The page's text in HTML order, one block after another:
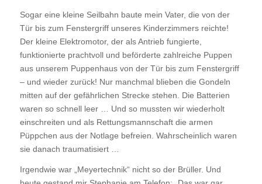
Sogar eine kleine Seilbahn baute mein Vater, die von der
Tür bis zum Fenstergriff unseres Kinderzimmers reichte!
Der kleine Elektromotor, der als Antrieb fungierte,
funktionierte prachtvoll und beförderte zahlreiche Puppen
aus unserem Puppenhaus von der Tür bis zum Fenstergriff
– und wieder zurück! Nur manchmal blieben die Gondeln
mitten auf der gefährlichen Strecke stehen. Die Batterien
waren so schnell leer … Und so mussten wir wiederholt
einschreiten und als Rettungsmannschaft die armen
Püppchen aus der Notlage befreien. Wahrscheinlich waren
sie danach traumatisiert …
Irgendwie war „Meyertechnik“ nicht so der Brüller. Und